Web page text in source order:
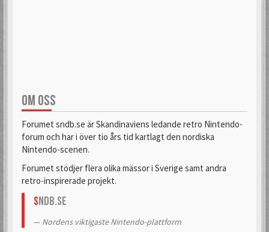
OM OSS
Forumet sndb.se är Skandinaviens ledande retro Nintendo-
forum och har i över tio års tid kartlagt den nordiska
Nintendo-scenen.
Forumet stödjer flera olika mässor i Sverige samt andra
retro-inspirerade projekt.
SNDB.se
Nordens viktigaste Nintendo-plattform